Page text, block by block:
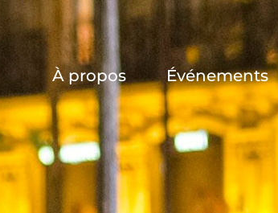
À propos Événements